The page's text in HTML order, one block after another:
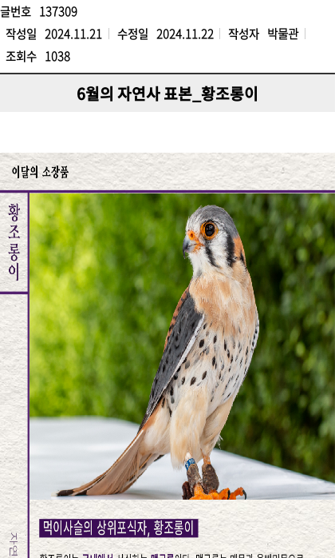
글번호 137309
작성일 2024.11.21 수정일 2024.11.22 작성자 박물관
조회수 1038
6월의 자연사 표본_황조롱이